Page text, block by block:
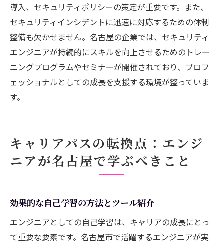
導入、セキュリティポリシーの策定が重要です。また、
セキュリティインシデントに迅速に対応するための体制
整備も欠かせません。名古屋の企業では、セキュリティ
エンジニアが持続的にスキルを向上させるためのトレー
ニングプログラムやセミナーが開催されており、プロフ
ェッショナルとしての成長を支援する環境が整っていま
す。
キャリアパスの転換点：エンジ
ニアが名古屋で学ぶべきこと
効果的な自己学習の方法とツール紹介
エンジニアとしての自己学習は、キャリアの成長にとっ
て重要な要素です。名古屋市で活躍するエンジニアが実